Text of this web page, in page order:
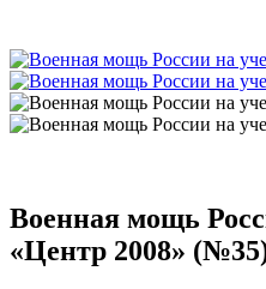
Военная мощь
«Центр 2008»